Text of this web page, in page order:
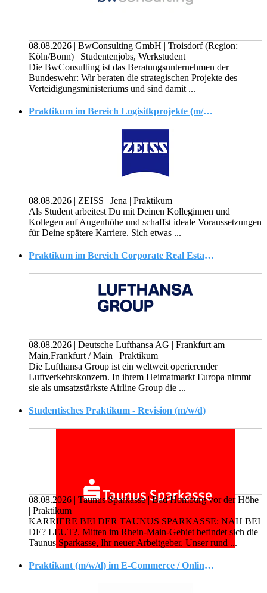
08.08.2026 | BwConsulting GmbH | Troisdorf (Region:
Köln/Bonn) | Studentenjobs, Werkstudent
Die BwConsulting ist das Beratungsunternehmen der
Bundeswehr: Wir beraten die strategischen Projekte des
Verteidigungsministeriums und sind damit ...
Praktikum im Bereich Logisitkprojekte (m/w/x)
08.08.2026 | ZEISS | Jena | Praktikum
Als Student arbeitest Du mit Deinen Kolleginnen und
Kollegen auf Augenhöhe und schaffst ideale Voraussetzungen
für Deine spätere Karriere. Sich etwas ...
Praktikum im Bereich Corporate Real Estate Management
08.08.2026 | Deutsche Lufthansa AG | Frankfurt am
Main,Frankfurt / Main | Praktikum
Die Lufthansa Group ist ein weltweit operierender
Luftverkehrskonzern. In ihrem Heimatmarkt Europa nimmt
sie als umsatzstärkste Airline Group die ...
Studentisches Praktikum - Revision (m/w/d)
08.08.2026 | Taunus Sparkasse | Bad Homburg vor der Höhe
| Praktikum
KARRIERE BEI DER TAUNUS SPARKASSE: NAH BEI
DE? LEUT?. Mitten im Rhein-Main-Gebiet befindet sich die
Taunus Sparkasse, Ihr neuer Arbeitgeber. Unser rund ...
Praktikant (m/w/d) im E-Commerce / Online-Shop